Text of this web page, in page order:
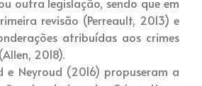
revisão (Perreault, 2013) e
atribuídas aos crimes
2018).
e Neyroud (2016) propuseram a